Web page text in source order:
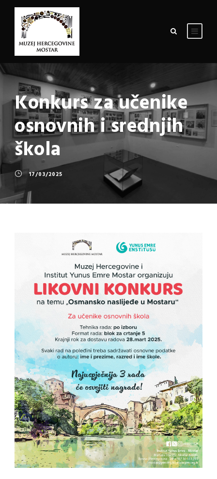
Konkurs za učenike
osnovnih i srednjih
škola
17/03/2025